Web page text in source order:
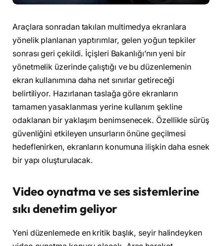
Araçlara sonradan takılan multimedya ekranlara
yönelik planlanan yaptırımlar, gelen yoğun tepkiler
sonrası geri çekildi. İçişleri Bakanlığı’nın yeni bir
yönetmelik üzerinde çalıştığı ve bu düzenlemenin
ekran kullanımına daha net sınırlar getireceği
belirtiliyor. Hazırlanan taslağa göre ekranların
tamamen yasaklanması yerine kullanım şekline
odaklanan bir yaklaşım benimsenecek. Özellikle sürüş
güvenliğini etkileyen unsurların önüne geçilmesi
hedeflenirken, ekranların konumuna ilişkin daha esnek
bir yapı oluşturulacak.
Video oynatma ve ses sistemlerine
sıkı denetim geliyor
Yeni düzenlemede en kritik başlık, seyir halindeyken